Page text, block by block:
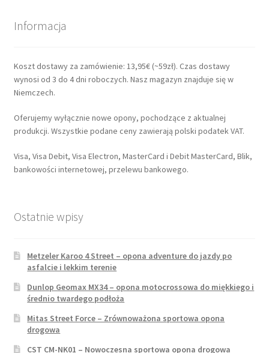
Informacja
Koszt dostawy za zamówienie: 13,95€ (~59zł). Czas dostawy
wynosi od 3 do 4 dni roboczych. Nasz magazyn znajduje się w
Niemczech.
Oferujemy wyłącznie nowe opony, pochodzące z aktualnej
produkcji. Wszystkie podane ceny zawierają polski podatek VAT.
Visa, Visa Debit, Visa Electron, MasterCard i Debit MasterCard, Blik,
bankowości internetowej, przelewu bankowego.
Ostatnie wpisy
Metzeler Karoo 4 Street – opona adventure do jazdy po
asfalcie i lekkim terenie
Dunlop Geomax MX34 – opona motocrossowa do miękkiego i
średnio twardego podłoża
Mitas Street Force – Zrównoważona sportowa opona
drogowa
CST CM-NK01 – Nowoczesna sportowa opona drogowa